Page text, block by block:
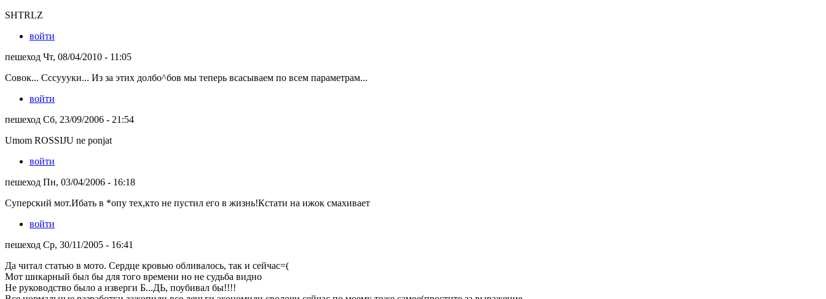
SHTRLZ
войти
пешеход Чт, 08/04/2010 - 11:05
Совок... Сссуууки... Из за этих долбо^бов мы теперь всасываем по всем параметрам...
войти
пешеход Сб, 23/09/2006 - 21:54
Umom ROSSIJU ne ponjat
войти
пешеход Пн, 03/04/2006 - 16:18
Суперский мот.Ибать в *опу тех,кто не пустил его в жизнь!Кстати на ижок смахивает
войти
пешеход Ср, 30/11/2005 - 16:41
Да читал статью в мото. Сердце кровью обливалось, так и сейчас=(
Мот шикарный был бы для того времени но не судьба видно
Не руководство было а изверги Б...ДЬ, поубивал бы!!!!